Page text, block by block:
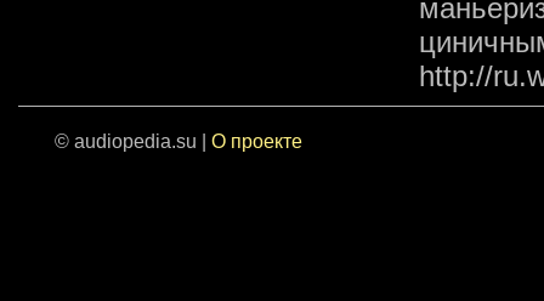
http://
© audiopedia.su | О проекте